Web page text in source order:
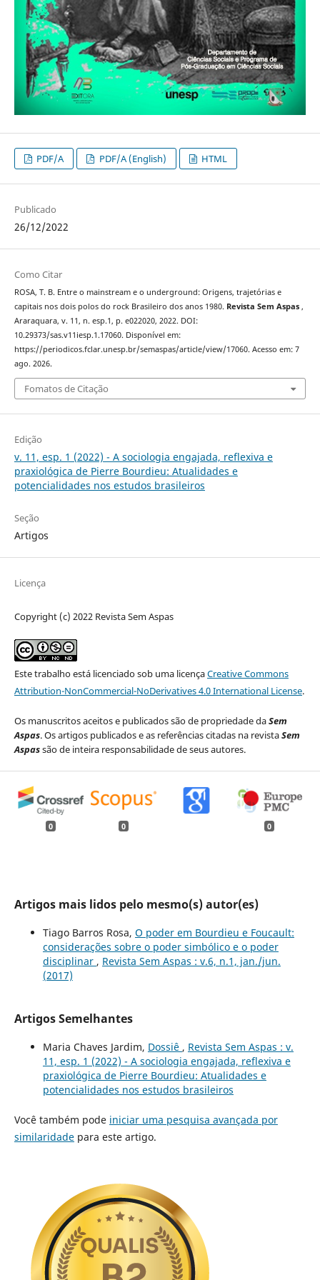
PDF/A PDF/A (English) HTML
Publicado
26/12/2022
Como Citar
ROSA, T. B. Entre o mainstream e o underground: Origens, trajetórias e
capitais nos dois polos do rock Brasileiro dos anos 1980. Revista Sem Aspas ,
Araraquara, v. 11, n. esp.1, p. e022020, 2022. DOI:
10.29373/sas.v11iesp.1.17060. Disponível em:
https://periodicos.fclar.unesp.br/semaspas/article/view/17060. Acesso em: 7
ago. 2026.
Fomatos de Citação
Edição
v. 11, esp. 1 (2022) - A sociologia engajada, reflexiva e
praxiológica de Pierre Bourdieu: Atualidades e
potencialidades nos estudos brasileiros
Seção
Artigos
Licença
Copyright (c) 2022 Revista Sem Aspas
Este trabalho está licenciado sob uma licençaCreative Commons
Attribution-NonCommercial-NoDerivatives 4.0 International License.
Os manuscritos aceitos e publicados são de propriedade daSem
Aspas. Os artigos publicados e as referências citadas na revistaSem
Aspassão de inteira responsabilidade de seus autores.
0 0 0
Artigos mais lidos pelo mesmo(s) autor(es)
Tiago Barros Rosa, O poder em Bourdieu e Foucault:
considerações sobre o poder simbólico e o poder
disciplinar , Revista Sem Aspas : v.6, n.1, jan./jun.
(2017)
Artigos Semelhantes
Maria Chaves Jardim, Dossiê , Revista Sem Aspas : v.
11, esp. 1 (2022) - A sociologia engajada, reflexiva e
praxiológica de Pierre Bourdieu: Atualidades e
potencialidades nos estudos brasileiros
Você também pode iniciar uma pesquisa avançada por
similaridadepara este artigo.